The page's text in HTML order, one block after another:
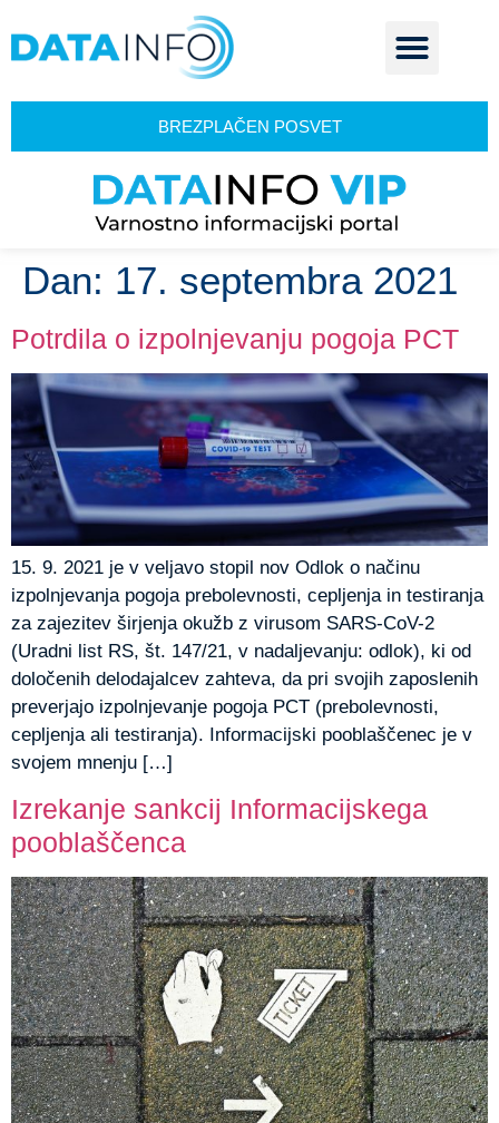
BREZPLAČEN POSVET
Dan: 17. septembra 2021
Potrdila o izpolnjevanju pogoja PCT
15. 9. 2021 je v veljavo stopil nov Odlok o načinu
izpolnjevanja pogoja prebolevnosti, cepljenja in testiranja
za zajezitev širjenja okužb z virusom SARS-CoV-2
(Uradni list RS, št. 147/21, v nadaljevanju: odlok), ki od
določenih delodajalcev zahteva, da pri svojih zaposlenih
preverjajo izpolnjevanje pogoja PCT (prebolevnosti,
cepljenja ali testiranja). Informacijski pooblaščenec je v
svojem mnenju […]
Izrekanje sankcij Informacijskega
pooblaščenca